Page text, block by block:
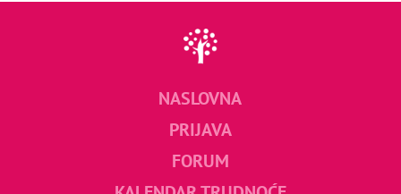
NASLOVNA
PRIJAVA
FORUM